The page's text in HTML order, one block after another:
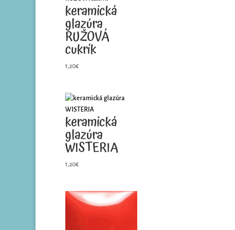
keramická
glazúra
RUŽOVÁ
cukrík
1,20€
keramická
glazúra
WISTERIA
1,20€